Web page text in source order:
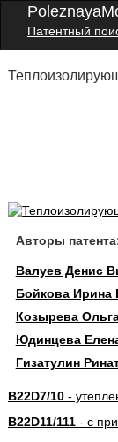
Патентный
Авторы
Валуев Денис
Бойкова Ирина
Козырева
Юдинцева
Гизатулин
B22D7/10-
B22D11/111- с